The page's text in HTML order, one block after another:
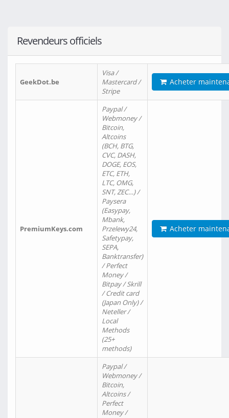
Revendeurs officiels
GeekDot.be
Visa /
Mastercard /
Stripe
Acheter
PremiumKeys.com
Paypal /
Webmoney /
Bitcoin,
Altcoins
(BCH, BTG,
CVC, DASH,
DOGE, EOS,
ETC, ETH,
LTC, OMG,
SNT, ZEC…) /
Paysera
(Easypay,
Mbank,
Przelewy24,
Safetypay,
SEPA,
Banktransfer)
/ Perfect
Money /
Bitpay / Skrill
/ Credit card
(Japan Only) /
Neteller /
Local
Methods
(25+
methods)
Acheter
Paypal /
Webmoney /
Bitcoin,
Altcoins /
Perfect
Money /